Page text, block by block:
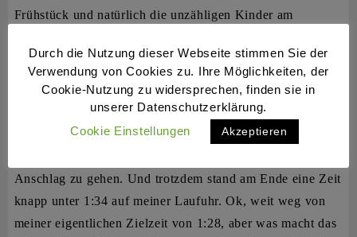
Frühstück und natürlich die unzähligen Kinder am
Motivationspappen oder einfach ihre Hand zum
Abklatschen hinhielten. Unfassbar schön.
Das gute Gefühl begleitete mich bis aufdie Zielgerade,
die ich dann glückselig überqueren konnte. Ach ja,
Anschlag zu gehen. Und trotzdem stand am Ende eine Zeit
knapp unter 1:34 auf meiner Laufuhr. Ok, weit weg von
meiner eigentlichen Zielzeit von 1:28, aber was macht das
Durch die Nutzung dieser Webseite stimmen Sie der
Verwendung von Cookies zu. Ihre Möglichkeiten, der
Cookie-Nutzung zu widersprechen, finden sie in
unserer Datenschutzerklärung.
Cookie Einstellungen
Akzeptieren